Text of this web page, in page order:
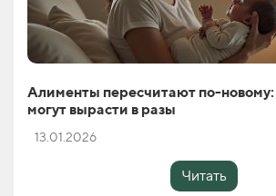
Алименты пересчитают по-
могут вырасти в разы
13.01.2026
Читать